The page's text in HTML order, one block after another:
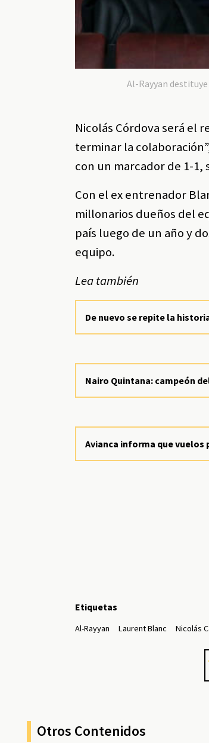
Al-Rayyan
Nicolás Córdova será el
terminar la
con un marcador de 1-
Con el ex entrenador
millonarios dueños del
país luego de un año y
equipo.
Lea también
De nuevo se repite la
Nairo Quintana: campeón
Avianca informa que
Etiquetas
Al-Rayyan Laurent Blanc Nicolás
Otros Contenidos